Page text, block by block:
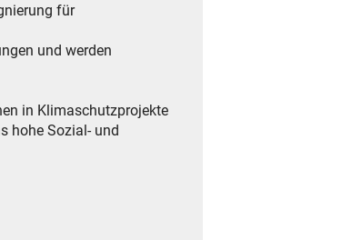
für
und werden
in Klimaschutzprojekte
hohe Sozial- und